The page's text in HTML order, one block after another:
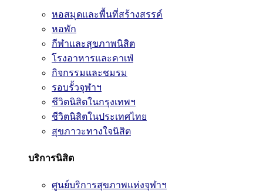
หอสมุดและพื้นที่สร้างสรรค์
หอพัก
กีฬาและสุขภาพนิสิต
โรงอาหารและคาเฟ่
กิจกรรมและชมรม
รอบรั้วจุฬาฯ
ชีวิตนิสิตในกรุงเทพฯ
ชีวิตนิสิตในประเทศไทย
สุขภาวะทางใจนิสิต
บริการนิสิต
ศูนย์บริการสุขภาพแห่งจุฬาฯ